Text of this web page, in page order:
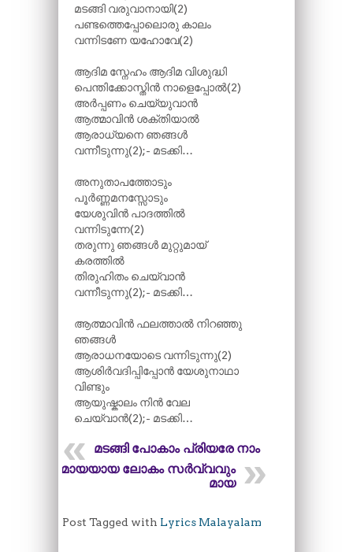
മടങ്ങി വരുവാനായി(2)
പണ്ടത്തെപ്പോലൊരു കാലം
വന്നിടണേ യഹോവേ(2)
ആദിമ സ്നേഹം ആദിമ വിശുദ്ധി
പെന്തിക്കോസ്തിൻ നാളെപ്പോൽ(2)
അർപ്പണം ചെയ്യുവാൻ
ആത്മാവിൻ ശക്തിയാൽ
ആരാധ്യനെ ഞങ്ങൾ
വന്നീടുന്നു(2);- മടക്കി…
അനുതാപത്തോടും
പൂർണ്ണമനസ്സോടും
യേശുവിൻ പാദത്തിൽ
വന്നിടുന്നേ(2)
തരുന്നു ഞങ്ങൾ മുറ്റുമായ്
കരത്തിൽ
തിരുഹിതം ചെയ്വാൻ
വന്നീടുന്നു(2);- മടക്കി…
ആത്മാവിൻ ഫലത്താൽ നിറഞ്ഞു
ഞങ്ങൾ
ആരാധനയോടെ വന്നിടുന്നു(2)
ആശിർവദിപ്പ‍ിപ്പോൻ യേശുനാഥാ
വിണ്ടും
ആയുഷ്കാലം നിൻ വേല
ചെയ്വാൻ(2);- മടക്കി…
മടങ്ങി പോകാം പ്രിയരേ നാം
മായയായ ലോകം സർവ്വവും
മായ
Post Tagged with Lyrics Malayalam